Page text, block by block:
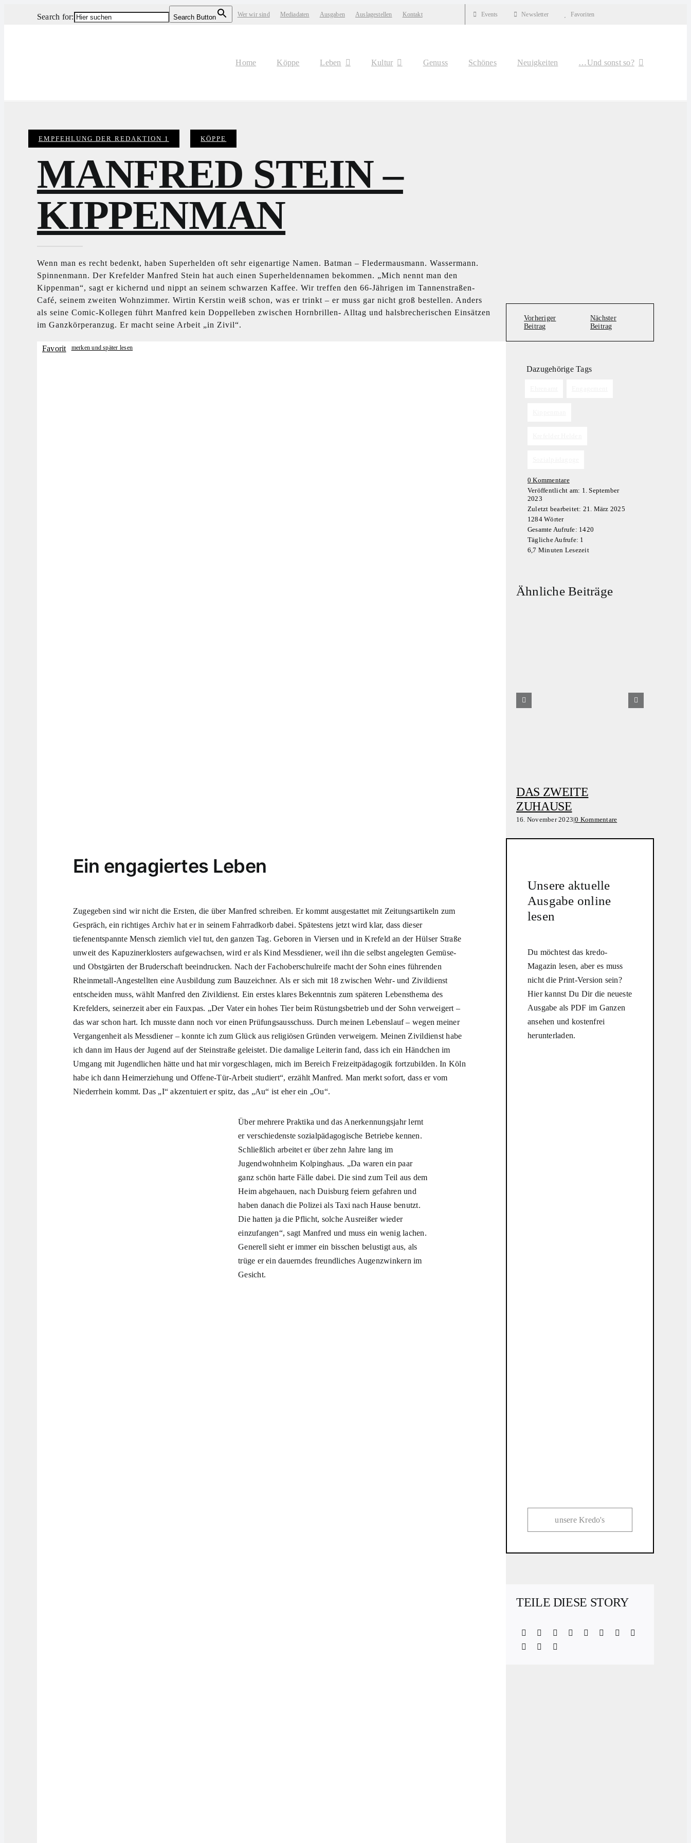
Search for: Search Button Wer wir sind Mediadaten Ausgaben Auslagestellen Kontakt Events Newsletter Favoriten
Home Köppe Leben Kultur Genuss Schönes Neuigkeiten …Und sonst so?
Categories:
EMPFEHLUNG DER REDAKTION 1 KÖPPE
MANFRED STEIN –
KIPPENMAN
Wenn man es recht bedenkt, haben Superhelden oft sehr eigenartige Namen. Batman – Fledermausmann. Wassermann.
Spinnenmann. Der Krefelder Manfred Stein hat auch einen Superheldennamen bekommen. „Mich nennt man den
Kippenman“, sagt er kichernd und nippt an seinem schwarzen Kaffee. Wir treffen den 66-Jährigen im Tannenstraßen-
Café, seinem zweiten Wohnzimmer. Wirtin Kerstin weiß schon, was er trinkt – er muss gar nicht groß bestellen. Anders
als seine Comic-Kollegen führt Manfred kein Doppelleben zwischen Hornbrillen- Alltag und halsbrecherischen Einsätzen
im Ganzkörperanzug. Er macht seine Arbeit „in Zivil“.
Vorheriger
Beitrag
Nächster
Beitrag
Favorit
Ein engagiertes Leben
Zugegeben sind wir nicht die Ersten, die über Manfred schreiben. Er kommt ausgestattet mit Zeitungsartikeln zum
Gespräch, ein richtiges Archiv hat er in seinem Fahrradkorb dabei. Spätestens jetzt wird klar, dass dieser
tiefenentspannte Mensch ziemlich viel tut, den ganzen Tag. Geboren in Viersen und in Krefeld an der Hülser Straße
unweit des Kapuzinerklosters aufgewachsen, wird er als Kind Messdiener, weil ihn die selbst angelegten Gemüse-
und Obstgärten der Bruderschaft beeindrucken. Nach der Fachoberschulreife macht der Sohn eines führenden
Rheinmetall-Angestellten eine Ausbildung zum Bauzeichner. Als er sich mit 18 zwischen Wehr- und Zivildienst
entscheiden muss, wählt Manfred den Zivildienst. Ein erstes klares Bekenntnis zum späteren Lebensthema des
Krefelders, seinerzeit aber ein Fauxpas. „Der Vater ein hohes Tier beim Rüstungsbetrieb und der Sohn verweigert –
das war schon hart. Ich musste dann noch vor einen Prüfungsausschuss. Durch meinen Lebenslauf – wegen meiner
Vergangenheit als Messdiener – konnte ich zum Glück aus religiösen Gründen verweigern. Meinen Zivildienst habe
ich dann im Haus der Jugend auf der Steinstraße geleistet. Die damalige Leiterin fand, dass ich ein Händchen im
Umgang mit Jugendlichen hätte und hat mir vorgeschlagen, mich im Bereich Freizeitpädagogik fortzubilden. In Köln
habe ich dann Heimerziehung und Offene-Tür-Arbeit studiert“, erzählt Manfred. Man merkt sofort, dass er vom
Niederrhein kommt. Das „I“ akzentuiert er spitz, das „Au“ ist eher ein „Ou“.
Über mehrere Praktika und das Anerkennungsjahr lernt
er verschiedenste sozialpädagogische Betriebe kennen.
Schließlich arbeitet er über zehn Jahre lang im
Jugendwohnheim Kolpinghaus. „Da waren ein paar
ganz schön harte Fälle dabei. Die sind zum Teil aus dem
Heim abgehauen, nach Duisburg feiern gefahren und
haben danach die Polizei als Taxi nach Hause benutzt.
Die hatten ja die Pflicht, solche Ausreißer wieder
einzufangen“, sagt Manfred und muss ein wenig lachen.
Generell sieht er immer ein bisschen belustigt aus, als
trüge er ein dauerndes freundliches Augenzwinkern im
Gesicht.
Dazugehörige Tags
0 Kommentareon
Manfred
Kippenman
Veröffentlicht am: 1. September
2023
Zuletzt bearbeitet: 21. März 2025
1284 Wörter
Gesamte Aufrufe: 1420
Tägliche Aufrufe: 1
6,7 Minuten Lesezeit
Ähnliche Beiträge
DAS ZWEITE
ZUHAUSE
16. November 2023|0 Kommentare
Unsere aktuelle
Ausgabe online
lesen
Du möchtest das kredo-
Magazin lesen, aber es muss
nicht die Print-Version sein?
Hier kannst Du Dir die neueste
Ausgabe als PDF im Ganzen
ansehen und kostenfrei
herunterladen.
unsere Kredo's
TEILE DIESE STORY